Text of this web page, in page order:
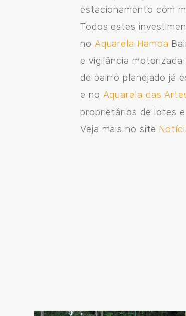
estacionamento com
Todos estes
no Aquarela Hamoa
e vigilância
de bairro planejado já
e no Aquarela das
proprietários de lotes
Veja mais no site